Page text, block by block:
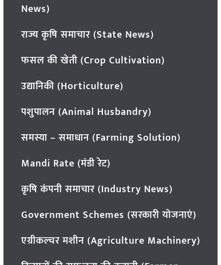
News)
राज्य कृषि समाचार (State News)
फसल की खेती (Crop Cultivation)
उद्यानिकी (Horticulture)
पशुपालन (Animal Husbandry)
समस्या – समाधान (Farming Solution)
Mandi Rate (मंडी रेट)
कृषि कंपनी समाचार (Industry News)
Government Schemes (सरकारी योजनाएं)
एग्रीकल्चर मशीन (Agriculture Machinery)